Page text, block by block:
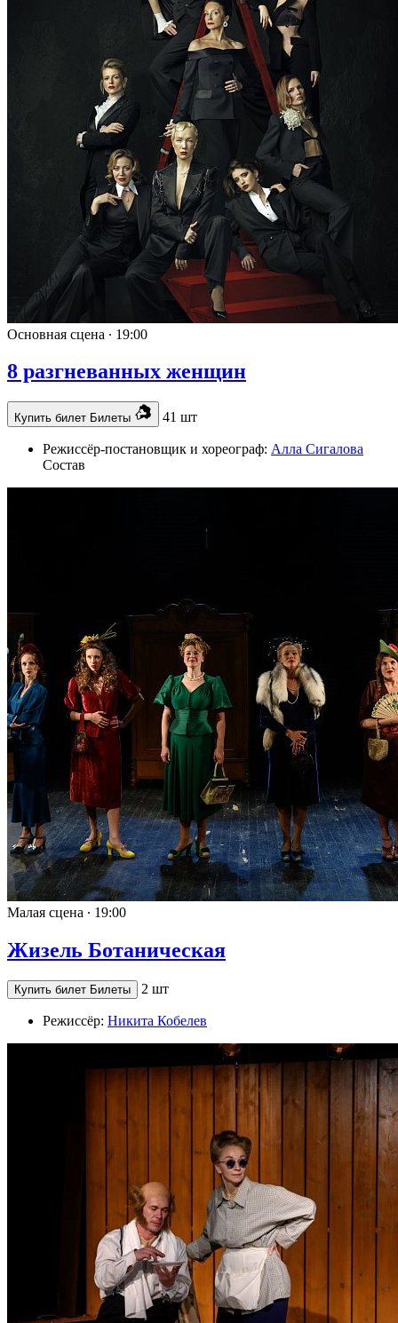
Основная сцена ∙ 19:00
8 разгневанных женщин
Купить билет Билеты 41 шт
Режиссёр-постановщик и хореограф: Алла Сигалова
Состав
Малая сцена ∙ 19:00
Жизель Ботаническая
Купить билет Билеты 2 шт
Режиссёр: Никита Кобелев